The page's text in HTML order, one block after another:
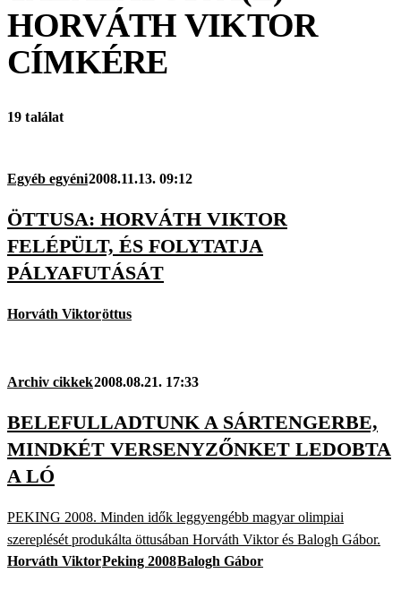
HORVÁTH VIKTOR
CÍMKÉRE
19 találat
Egyéb egyéni2008.11.13. 09:12
ÖTTUSA: HORVÁTH VIKTOR
FELÉPÜLT, ÉS FOLYTATJA
PÁLYAFUTÁSÁT
Horváth Viktoröttus
Archiv cikkek2008.08.21. 17:33
BELEFULLADTUNK A SÁRTENGERBE,
MINDKÉT VERSENYZŐNKET LEDOBTA
A LÓ
PEKING 2008. Minden idők leggyengébb magyar olimpiai
szereplését produkálta öttusában Horváth Viktor és Balogh Gábor.
Horváth ViktorPeking 2008Balogh Gábor